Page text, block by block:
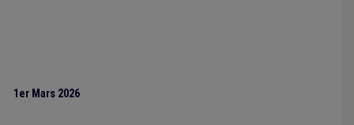
1er Mars 2026